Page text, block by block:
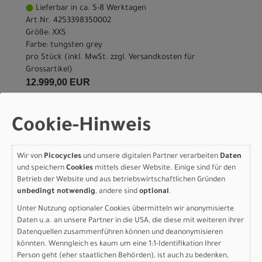
Lieferbar in ca. 5-8 Werktagen
Art.Nr. 4253398350002
Größe: XXS
Farbe: tungsten grey
pro Stück (inkl. MwSt. zzgl. Versandkosten für
Grossartikel)
12.999,00 EUR
IN DEN WARENKORB
Scott Foil RC Ultimate -
tungsten grey - S
Lieferbar in ca. 5-8 Werktagen
Art.Nr. 4253398350006
Größe: S
Farbe: tungsten grey
Cookie-Hinweis
Wir von Picocycles und unsere digitalen Partner verarbeiten Daten
und speichern Cookies mittels dieser Website. Einige sind für den
Betrieb der Website und aus betriebswirtschaftlichen Gründen
unbedingt notwendig, andere sind optional.
Unter Nutzung optionaler Cookies übermitteln wir anonymisierte
Daten u.a. an unsere Partner in die USA, die diese mit weiteren ihrer
Datenquellen zusammenführen können und deanonymisieren
könnten. Wenngleich es kaum um eine 1:1-Identifikation Ihrer
Person geht (eher staatlichen Behörden), ist auch zu bedenken,